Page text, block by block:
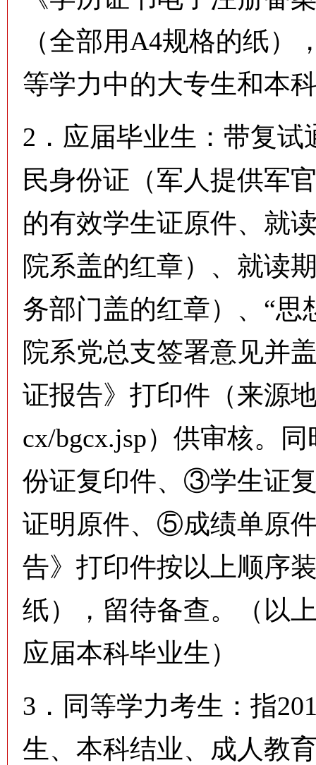
（全部用A4规格的纸
等学力中的大专生和本
2．应届毕业生：带复
民身份证（军人提供军
的有效学生证原件、就
院系盖的红章）、就读
务部门盖的红章）、“思
院系党总支签署意见并
证报告》打印件（来源
cx/bgcx.jsp）供审核。
份证复印件、③学生证
证明原件、⑤成绩单原
告》打印件按以上顺序
纸），留待备查。（以
应届本科毕业生）
3．同等学力考生：指
生、本科结业、成人教